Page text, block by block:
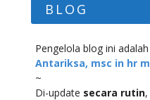
BLOG
Pengelola blog ini adalah
Antariksa, msc in hr
~
Di-update secara rutin,